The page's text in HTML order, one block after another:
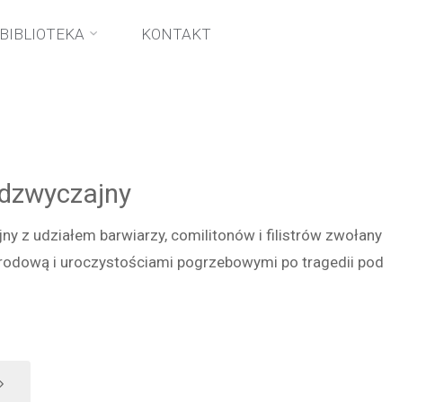
BIBLIOTEKA KONTAKT
z udziałem barwiarzy, comilitonów i filistrów zwołany
i uroczystościami pogrzebowymi po tragedii pod